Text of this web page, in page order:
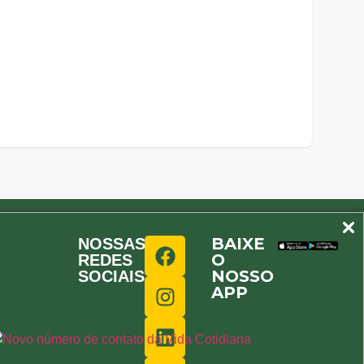
NOSSAS
REDES
SOCIAIS
BAIXE
O
NOSSO
APP